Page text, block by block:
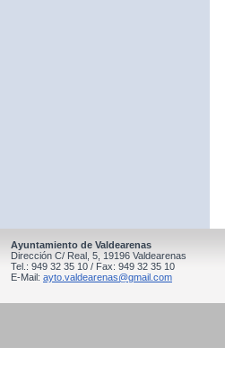
Ayuntamiento de Valdearenas
Dirección C/ Real, 5, 19196 Valdearenas
Tel.: 949 32 35 10 / Fax: 949 32 35 10
E-Mail: ayto.valdearenas@gmail.com